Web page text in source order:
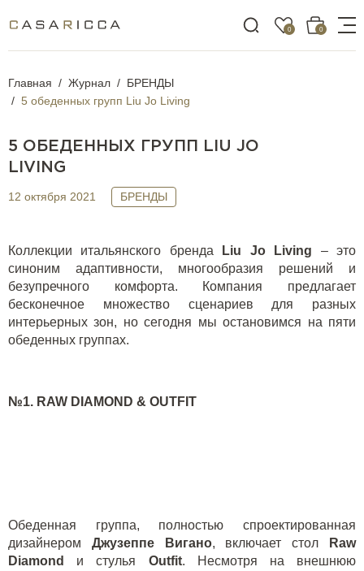
0 0
Главная Журнал
БРЕНДЫ
5 обеденных групп Liu Jo Living
5 ОБЕДЕННЫХ ГРУПП LIU JO
LIVING
12 октября 2021 БРЕНДЫ
Коллекции итальянского бренда Liu Jo Living – это
синоним адаптивности, многообразия решений и
безупречного комфорта. Компания предлагает
бесконечное множество сценариев для разных
интерьерных зон, но сегодня мы остановимся на пяти
обеденных группах.
№1. RAW DIAMOND & OUTFIT
Обеденная группа, полностью спроектированная
дизайнером Джузеппе Вигано, включает стол
Raw
Diamond
и стулья Outfit. Несмотря на внешнюю